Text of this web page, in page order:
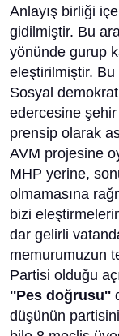
Anlayış birliği
gidilmiştir. Bu
yönünde gurup
eleştirilmiştir. Bu
Sosyal
edercesine şehir
prensip olarak
AVM projesine
MHP yerine,
olmamasına
bizi
dar gelirli
memurumuzun
Partisi olduğu
''Pes doğrusu''
düşünün